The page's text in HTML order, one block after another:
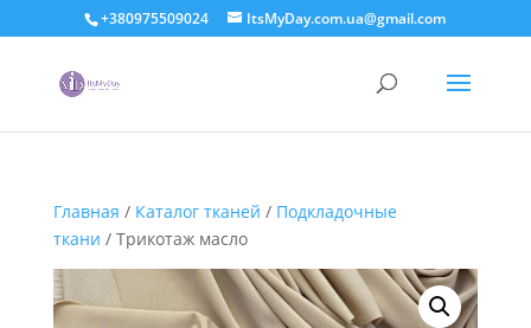
+380975509024 ItsMyDay.com.ua@gmail.com
Главная / Каталог тканей / Подкладочные
ткани / Трикотаж масло